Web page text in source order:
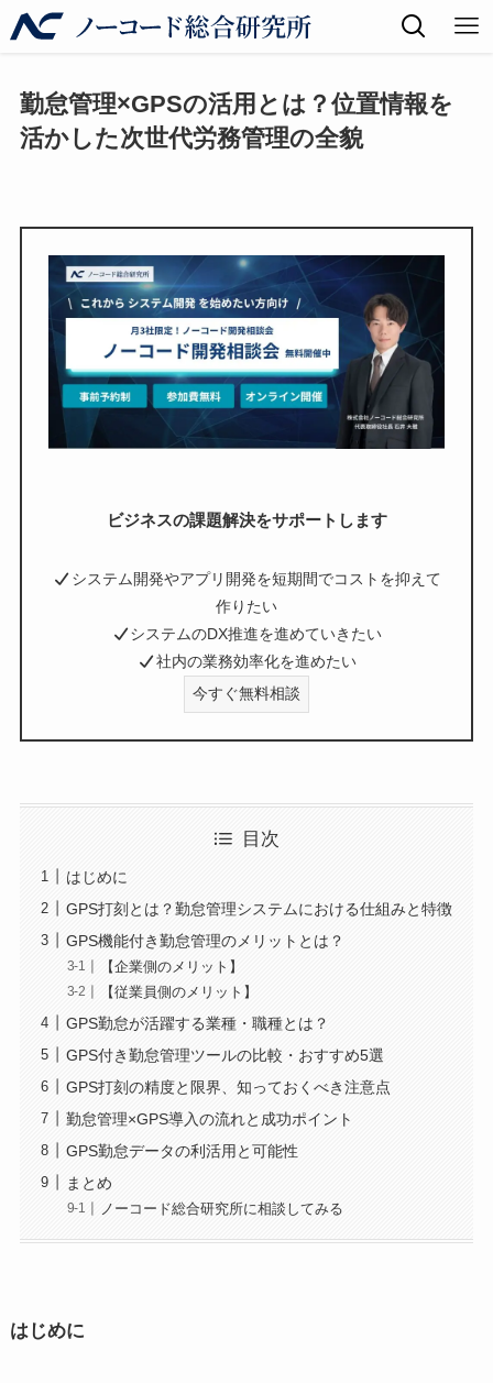
勤怠管理×GPSの活用とは？位置情報を
活かした次世代労務管理の全貌
ビジネスの課題解決をサポートします
システム開発やアプリ開発を短期間でコストを抑えて
作りたい
システムのDX推進を進めていきたい
社内の業務効率化を進めたい
今すぐ無料相談
目次
はじめに
GPS打刻とは？勤怠管理システムにおける仕組みと特徴
GPS機能付き勤怠管理のメリットとは？
【企業側のメリット】
【従業員側のメリット】
GPS勤怠が活躍する業種・職種とは？
GPS付き勤怠管理ツールの比較・おすすめ5選
GPS打刻の精度と限界、知っておくべき注意点
勤怠管理×GPS導入の流れと成功ポイント
GPS勤怠データの利活用と可能性
まとめ
ノーコード総合研究所に相談してみる
はじめに